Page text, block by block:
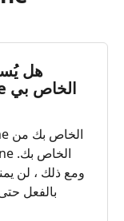
هل
ومع ذلك ، لن
بالفعل